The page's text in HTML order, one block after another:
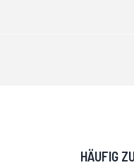
HÄUFIG